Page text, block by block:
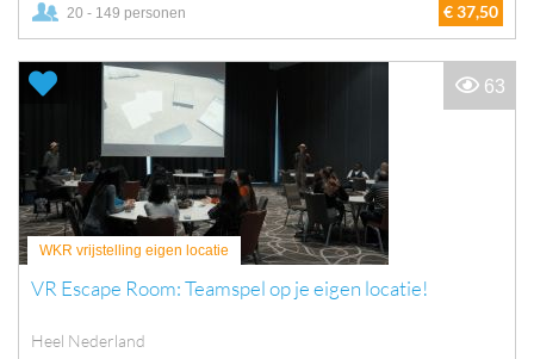
20 - 149 personen € 37,50
WKR vrijstelling eigen locatie
VR Escape Room: Teamspel op je eigen locatie!
Heel Nederland
63